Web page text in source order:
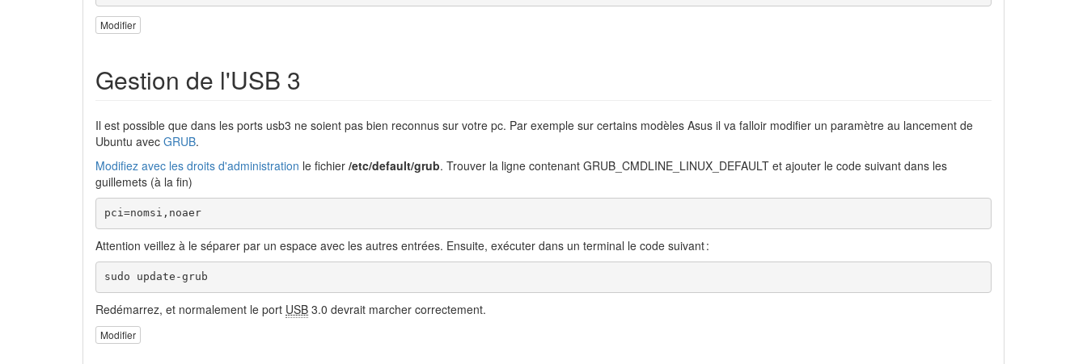
Modifier
Gestion de l'USB 3
Il est possible que dans les ports usb3 ne soient pas bien reconnus sur votre pc. Par exemple sur certains modèles Asus il va falloir modifier un paramètre au lancement de
Ubuntu avec GRUB.
Modifiez avec les droits d'administration le fichier /etc/default/grub. Trouver la ligne contenant GRUB_CMDLINE_LINUX_DEFAULT et ajouter le code suivant dans les
guillemets (à la fin)
pci=nomsi,noaer
Attention veillez à le séparer par un espace avec les autres entrées. Ensuite, exécuter dans un terminal le code suivant :
sudo update-grub
Redémarrez, et normalement le port USB 3.0 devrait marcher correctement.
Modifier